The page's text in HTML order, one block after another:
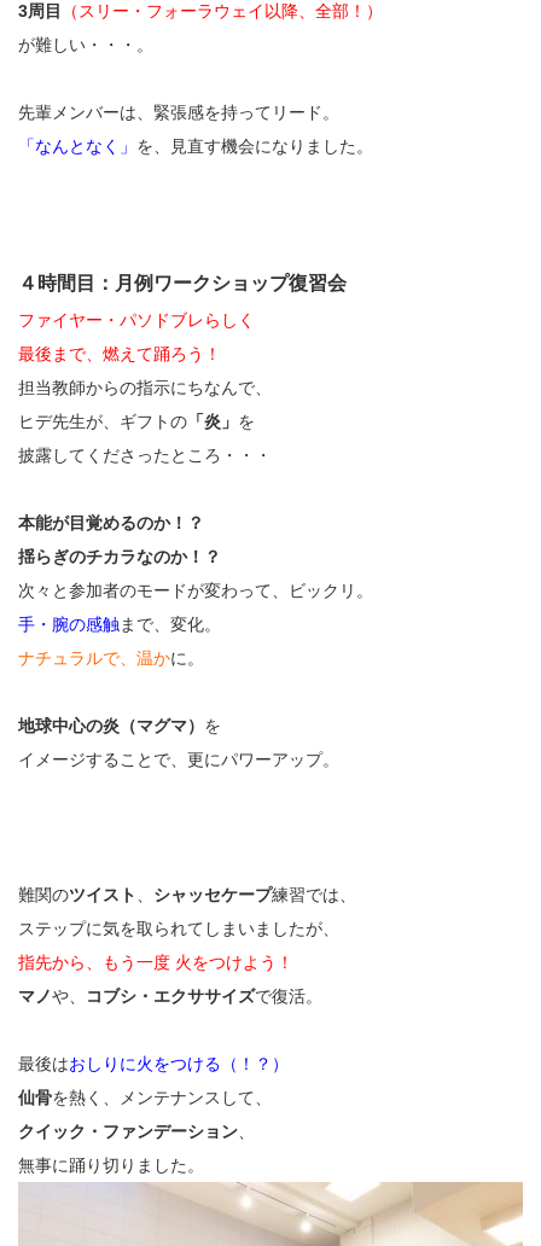
3周目
（スリー・フォーラウェイ以降、全部！）
が難しい・・・。
先輩メンバーは、緊張感を持ってリード。
「なんとなく」 を、見直す機会になりました。
４時間目：月例ワークショップ復習会
ファイヤー・パソドブレらしく
最後まで、燃えて踊ろう！
担当教師からの指示にちなんで、
ヒデ先生が、ギフトの 「炎」 を
披露してくださったところ・・・
本能が目覚めるのか！？
揺らぎのチカラなのか！？
次々と参加者のモードが変わって、ビックリ。
手・腕の感触まで、変化。
ナチュラルで、温かに。
地球中心の炎（マグマ） を
イメージすることで、更にパワーアップ。
難関のツイスト、 シャッセケープ練習では、
ステップに気を取られてしまいましたが、
指先から、もう一度 火をつけよう！
マノや、 コブシ・エクササイズで復活。
最後はおしりに火をつける（！？）
仙骨を熱く、メンテナンスして、
クイック・ファンデーション、
無事に踊り切りました。